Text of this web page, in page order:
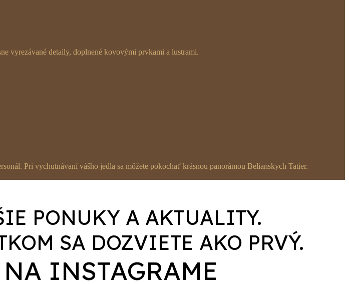
vyrezávané detaily, doplnené kovovými prvkami a lustrami.
Pri vychutnávaní vášho jedla sa môžete pokochať krásnou panorámou Belianskych Tatier.
PONUKY A AKTUALITY.
SA DOZVIETE AKO PRVÝ.
INSTAGRAME